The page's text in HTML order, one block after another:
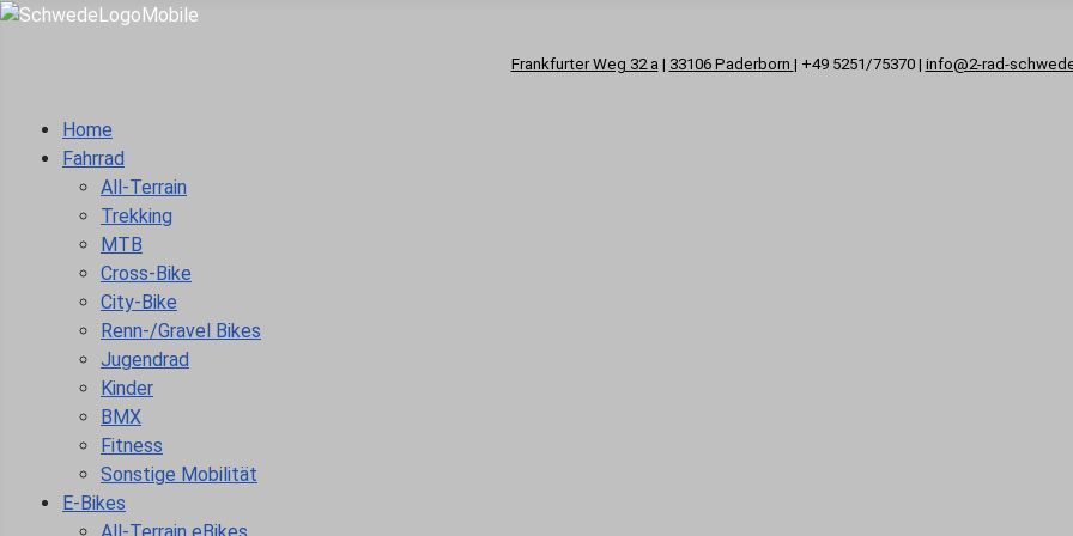
Frankfurter Weg 32 a | 33106 Paderborn | +49 5251/75370 | info@2-rad-
Home
Fahrrad
All-Terrain
Trekking
MTB
Cross-Bike
City-Bike
Renn-/Gravel Bikes
Jugendrad
Kinder
BMX
Fitness
Sonstige Mobilität
E-Bikes